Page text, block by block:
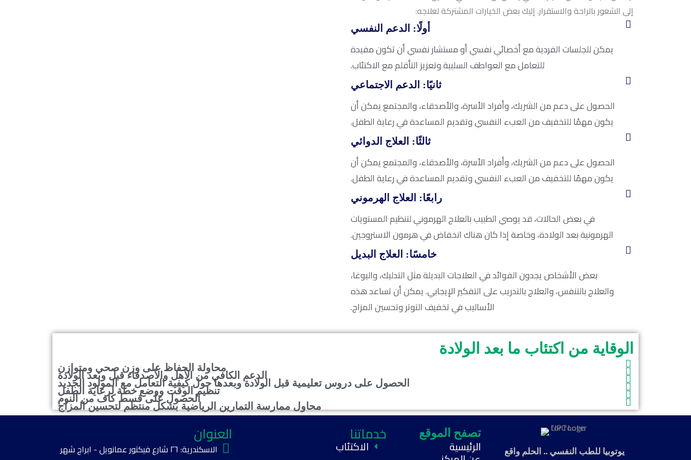
إلى الشعور بالراحة والاستقرار. إليك بعض الخيارات المشتركة لعلاجه:
أولًا: الدعم النفسي
يمكن للجلسات الفردية مع أخصائي نفسي أو مستشار نفسي أن تكون مفيدة
للتعامل مع العواطف السلبية وتعزيز التأقلم مع الاكتئاب.
ثانيًا: الدعم الاجتماعي
الحصول على دعم من الشريك، وأفراد الأسرة، والأصدقاء، والمجتمع يمكن أن
يكون مهمًا للتخفيف من العبء النفسي وتقديم المساعدة في رعاية الطفل.
ثالثًا: العلاج الدوائي
الحصول على دعم من الشريك، وأفراد الأسرة، والأصدقاء، والمجتمع يمكن أن
يكون مهمًا للتخفيف من العبء النفسي وتقديم المساعدة في رعاية الطفل.
رابعًا: العلاج الهرموني
في بعض الحالات، قد يوصي الطبيب بالعلاج الهرموني لتنظيم المستويات
الهرمونية بعد الولادة، وخاصة إذا كان هناك انخفاض في هرمون الاستروجين.
خامسًا: العلاج البديل
بعض الأشخاص يجدون الفوائد في العلاجات البديلة مثل التدليك، واليوغا،
والعلاج بالتنفس، والعلاج بالتدريب على التفكير الإيجابي. يمكن أن تساعد هذه
الأساليب في تخفيف التوتر وتحسين المزاج.
الوقاية من اكتئاب ما بعد الولادة
محاولة الحفاظ على وزن صحي ومتوازن
الدعم الكافي من الأهل والأصدقاء قبل وبعد الولادة
الحصول على دروس تعليمية قبل الولادة وبعدها حول كيفية التعامل مع المولود الجديد
تنظيم الوقت ووضع خطة لرعاية الطفل
الحصول على قسط كاف من النوم
محاول ممارسة التمارين الرياضية بشكل منتظم لتحسين المزاج
العنوان
الاسكندرية: ٢٦ شارع فيكتور عمانويل - ابراج شهر
خدماتنا
الاكتئاب
تصفح الموقع
الرئيسية يوتوبيا للطب النفسي .. الحلم واقع